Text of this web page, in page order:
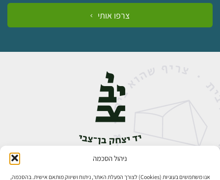
ניהול הסכמה
אנו משתמשים בעוגיות (Cookies) לצורך הפעלת האתר, ניתוח ושיווק מותאם אישית. בהסכמה,
צרפו אותי
אבן גבירול 14, רחביה, ירושלים